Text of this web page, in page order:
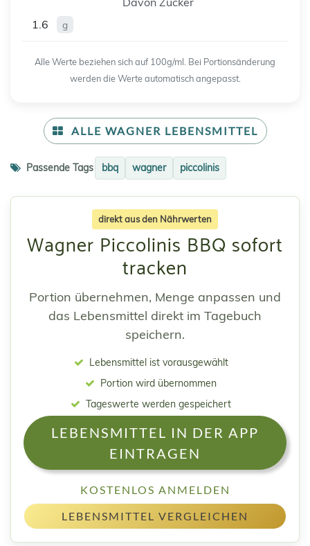
1.6
g
Alle Werte beziehen sich auf 100g/ml. Bei Portionsänderung
werden die Werte automatisch angepasst.
ALLE WAGNER LEBENSMITTEL
Passende Tags bbq wagner piccolinis
direkt aus den Nährwerten
Wagner Piccolinis BBQ sofort
tracken
Portion übernehmen, Menge anpassen und
das Lebensmittel direkt im Tagebuch
speichern.
Lebensmittel ist vorausgewählt
Portion wird übernommen
Tageswerte werden gespeichert
LEBENSMITTEL IN DER APP
EINTRAGEN
KOSTENLOS ANMELDEN
LEBENSMITTEL VERGLEICHEN